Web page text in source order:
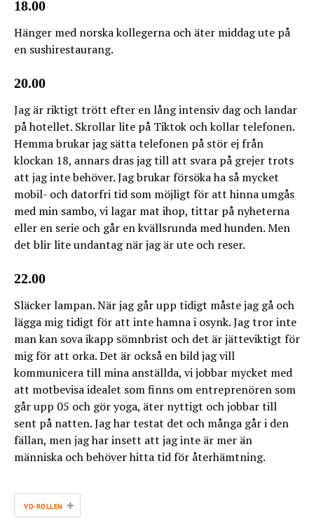
18.00
Hänger med norska kollegerna och äter middag ute på
en sushirestaurang.
20.00
Jag är riktigt trött efter en lång intensiv dag och landar
på hotellet. Skrollar lite på Tiktok och kollar telefonen.
Hemma brukar jag sätta telefonen på stör ej från
klockan 18, annars dras jag till att svara på grejer trots
att jag inte behöver. Jag brukar försöka ha så mycket
mobil- och datorfri tid som möjligt för att hinna umgås
med min sambo, vi lagar mat ihop, tittar på nyheterna
eller en serie och går en kvällsrunda med hunden. Men
det blir lite undantag när jag är ute och reser.
22.00
Släcker lampan. När jag går upp tidigt måste jag gå och
lägga mig tidigt för att inte hamna i osynk. Jag tror inte
man kan sova ikapp sömnbrist och det är jätteviktigt för
mig för att orka. Det är också en bild jag vill
kommunicera till mina anställda, vi jobbar mycket med
att motbevisa idealet som finns om entreprenören som
går upp 05 och gör yoga, äter nyttigt och jobbar till
sent på natten. Jag har testat det och många går i den
fällan, men jag har insett att jag inte är mer än
människa och behöver hitta tid för återhämtning.
VD-ROLLEN +